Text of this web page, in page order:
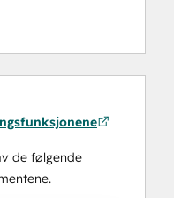
de følgende